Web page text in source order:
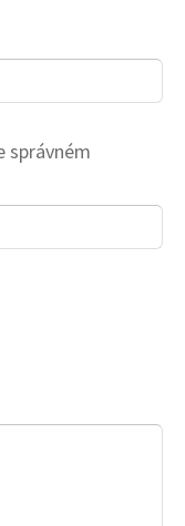
správném